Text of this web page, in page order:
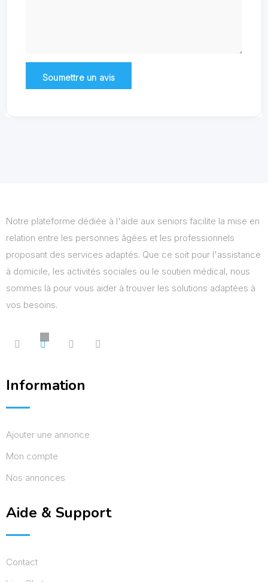
Notre plateforme dédiée à l'aide aux seniors facilite la mise en
relation entre les personnes âgées et les professionnels
proposant des services adaptés. Que ce soit pour l'assistance
à domicile, les activités sociales ou le soutien médical, nous
sommes là pour vous aider à trouver les solutions adaptées à
vos besoins.
Information
Ajouter une annonce
Mon compte
Nos annonces
Aide & Support
Contact